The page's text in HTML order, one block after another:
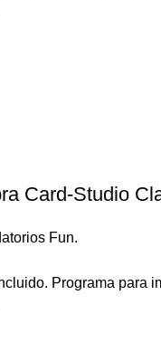
Card-Studio
Fun.
Programa para